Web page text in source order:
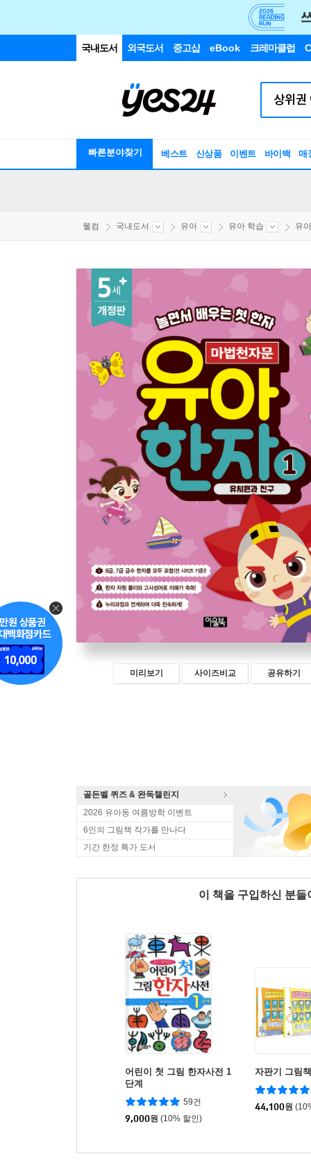
국내도서 외국도서 중고샵 eBook 크레마클럽
빠른분야찾기 베스트 신상품 이벤트 바이백 매
웰컴 국내도서 유아 유아 학습 유
미리보기 사이즈비교 공유하기
골든벨 퀴즈 & 완독챌린지
2026 유아동 여름방학 이벤트
6인의 그림책 작가를 만나다
기간 한정 특가 도서
이 책을 구입하신 분
어린이 첫 그림 한자사전 1
단계
59건
9,000원 (10% 할인)
자판기 그림
44,100원